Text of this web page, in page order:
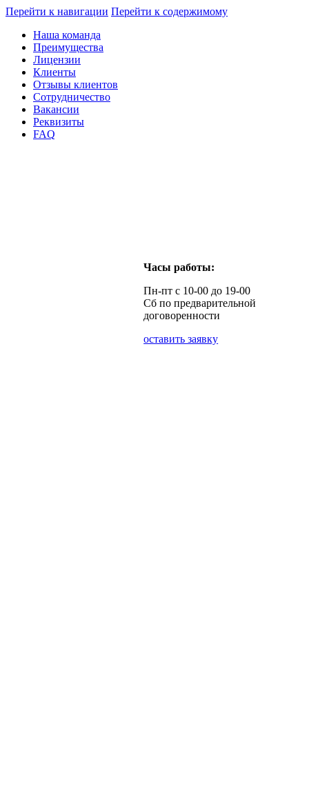
Перейти к навигации Перейти к содержимому
Наша команда
Преимущества
Лицензии
Клиенты
Отзывы клиентов
Сотрудничество
Вакансии
Реквизиты
FAQ
Часы работы:
Пн-пт с 10-00 до 19-00
Сб по предварительной
договоренности
оставить заявку